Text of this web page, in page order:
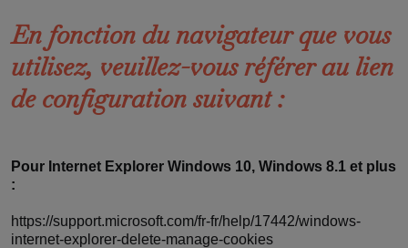
En fonction du navigateur que vous
utilisez, veuillez-vous référer au lien
de configuration suivant :
Pour Internet Explorer Windows 10, Windows 8.1 et plus
:
https://support.microsoft.com/fr-fr/help/17442/windows-
internet-explorer-delete-manage-cookies